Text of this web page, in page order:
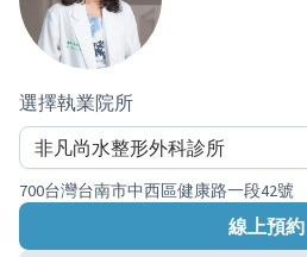
選擇執業院所
700台灣台南市中西區健康路一段42號
線上預約